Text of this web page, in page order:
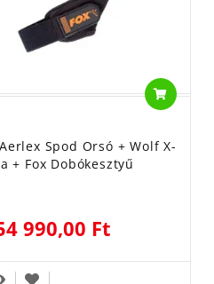
Spod Orsó + Wolf X-
+ Fox Dobókesztyű
990,00 Ft